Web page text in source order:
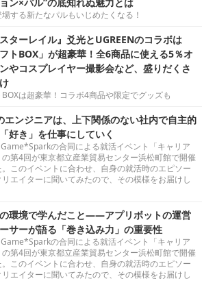
する新たなパルもいじめたくなる！
スターレイル』爻光とUGREENのコラボは
フトBOX」が超豪華！全6商品に使える5％オ
やコスプレイヤー撮影会など、盛りだくさ
は超豪華！コラボ4商品や限定でグッズも
ンジニアは、上下関係のない社内で自主的
好き」を仕事にしていく
の合同による就活イベント「キャリア
第4回が東京都立産業貿易センター浜松町館で開催
このイベントに合わせ、自身の就活時のエピソー
リエイターに聞いてみたので、その模様をお届けし
環境で学んだこと――アプリボットの運営
サーが語る「巻き込み力」の重要性
の合同による就活イベント「キャリア
第4回が東京都立産業貿易センター浜松町館で開催
このイベントに合わせ、自身の就活時のエピソー
リエイターに聞いてみたので、その模様をお届けし